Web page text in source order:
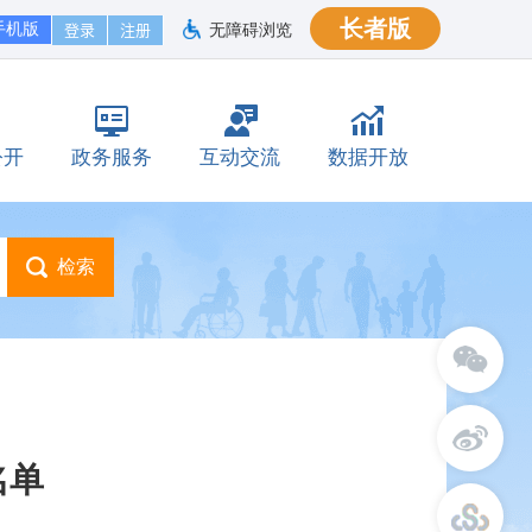
长者版
无障碍浏览
机版
政务服务 互动交流 数据开放
单